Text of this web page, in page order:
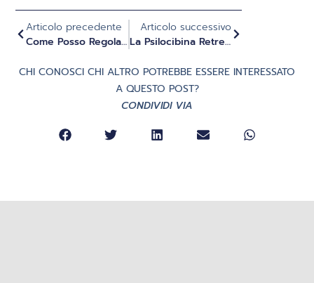
Articolo precedente
Come Posso Regolare Il Mio Sistema Nervoso Con Il Respiro?
Articolo successivo
La Psilocibina Retreat È Adatta A Me? Controindicazioni E Idoneità
CHI CONOSCI CHI ALTRO POTREBBE ESSERE INTERESSATO
A QUESTO POST?
CONDIVIDI VIA